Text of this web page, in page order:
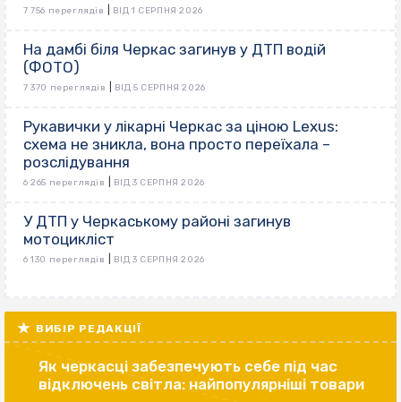
7 756 переглядів ВІД 1 СЕРПНЯ 2026
На дамбі біля Черкас загинув у ДТП водій
(ФОТО)
7 370 переглядів ВІД 5 СЕРПНЯ 2026
Рукавички у лікарні Черкас за ціною Lexus:
схема не зникла, вона просто переїхала –
розслідування
6 265 переглядів ВІД 3 СЕРПНЯ 2026
У ДТП у Черкаському районі загинув
мотоцикліст
6 130 переглядів ВІД 3 СЕРПНЯ 2026
ВИБІР РЕДАКЦІЇ
Як черкасці забезпечують себе під час
відключень світла: найпопулярніші товари